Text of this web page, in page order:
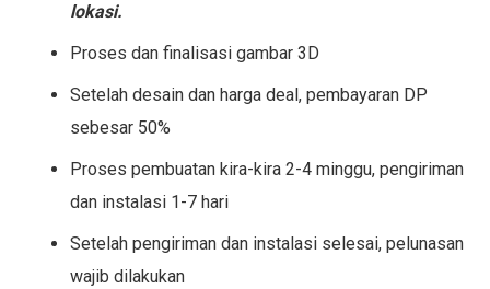
lokasi.
Proses dan finalisasi gambar 3D
Setelah desain dan harga deal, pembayaran DP
sebesar 50%
Proses pembuatan kira-kira 2-4 minggu, pengiriman
dan instalasi 1-7 hari
Setelah pengiriman dan instalasi selesai, pelunasan
wajib dilakukan